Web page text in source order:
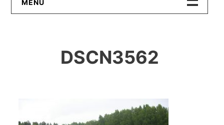
MENU
ИЦиГ СО РАН
DSCN3562